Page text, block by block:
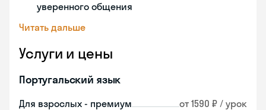
уверенного общения
Читать дальше
Услуги и цены
Португальский язык
Для взрослых - премиум от 1590 ₽ / урок